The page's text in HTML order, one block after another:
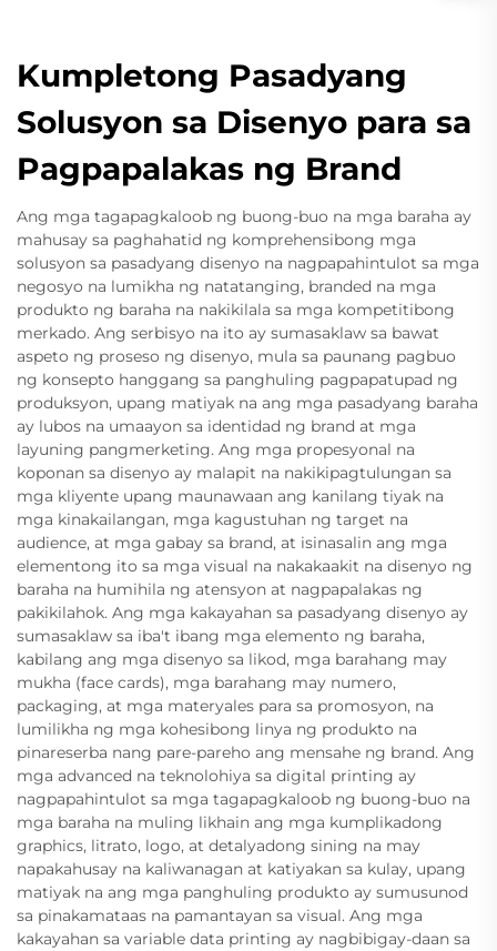
Kumpletong Pasadyang
Solusyon sa Disenyo para sa
Pagpapalakas ng Brand
Ang mga tagapagkaloob ng buong-buo na mga baraha ay
mahusay sa paghahatid ng komprehensibong mga
solusyon sa pasadyang disenyo na nagpapahintulot sa mga
negosyo na lumikha ng natatanging, branded na mga
produkto ng baraha na nakikilala sa mga kompetitibong
merkado. Ang serbisyo na ito ay sumasaklaw sa bawat
aspeto ng proseso ng disenyo, mula sa paunang pagbuo
ng konsepto hanggang sa panghuling pagpapatupad ng
produksyon, upang matiyak na ang mga pasadyang baraha
ay lubos na umaayon sa identidad ng brand at mga
layuning pangmerketing. Ang mga propesyonal na
koponan sa disenyo ay malapit na nakikipagtulungan sa
mga kliyente upang maunawaan ang kanilang tiyak na
mga kinakailangan, mga kagustuhan ng target na
audience, at mga gabay sa brand, at isinasalin ang mga
elementong ito sa mga visual na nakakaakit na disenyo ng
baraha na humihila ng atensyon at nagpapalakas ng
pakikilahok. Ang mga kakayahan sa pasadyang disenyo ay
sumasaklaw sa iba't ibang mga elemento ng baraha,
kabilang ang mga disenyo sa likod, mga barahang may
mukha (face cards), mga barahang may numero,
packaging, at mga materyales para sa promosyon, na
lumilikha ng mga kohesibong linya ng produkto na
pinareserba nang pare-pareho ang mensahe ng brand. Ang
mga advanced na teknolohiya sa digital printing ay
nagpapahintulot sa mga tagapagkaloob ng buong-buo na
mga baraha na muling likhain ang mga kumplikadong
graphics, litrato, logo, at detalyadong sining na may
napakahusay na kaliwanagan at katiyakan sa kulay, upang
matiyak na ang mga panghuling produkto ay sumusunod
sa pinakamataas na pamantayan sa visual. Ang mga
kakayahan sa variable data printing ay nagbibigay-daan sa